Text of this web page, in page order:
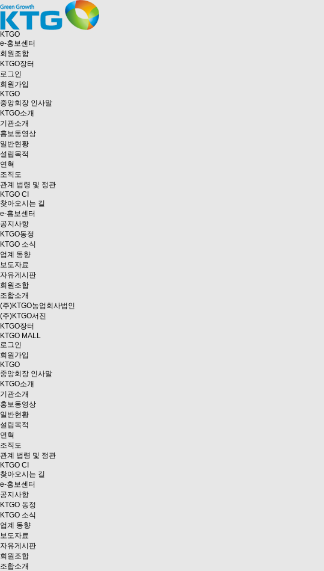
KTGO
e-홍보센터
회원조합
KTGO장터
로그인
회원가입
KTGO
중앙회장 인사말
KTGO소개
기관소개
홍보동영상
일반현황
설립목적
연혁
조직도
관계 법령 및 정관
KTGO CI
찾아오시는 길
e-홍보센터
공지사항
KTGO동정
KTGO 소식
업계 동향
보도자료
자유게시판
회원조합
조합소개
(주)KTGO농업회사법인
(주)KTGO서진
KTGO장터
KTGO MALL
로그인
회원가입
KTGO
중앙회장 인사말
KTGO소개
기관소개
홍보동영상
일반현황
설립목적
연혁
조직도
관계 법령 및 정관
KTGO CI
찾아오시는 길
e-홍보센터
공지사항
KTGO 동정
KTGO 소식
업계 동향
보도자료
자유게시판
회원조합
조합소개